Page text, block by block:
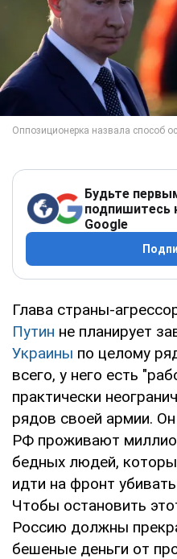
Будьте
подпишитесь
Google
Глава страны-
Путин не планирует
Украины по целому
всего, у него есть
практически
рядов своей армии.
РФ проживают
бедных людей,
идти на фронт
Чтобы остановить
Россию должны
бешеные деньги от